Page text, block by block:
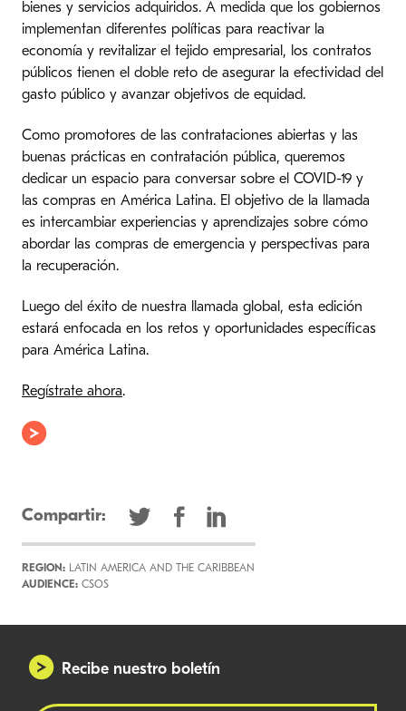
bienes y servicios adquiridos. A medida que los gobiernos
implementan diferentes políticas para reactivar la
economía y revitalizar el tejido empresarial, los contratos
públicos tienen el doble reto de asegurar la efectividad del
gasto público y avanzar objetivos de equidad.
Como promotores de las contrataciones abiertas y las
buenas prácticas en contratación pública, queremos
dedicar un espacio para conversar sobre el COVID-19 y
las compras en América Latina. El objetivo de la llamada
es intercambiar experiencias y aprendizajes sobre cómo
abordar las compras de emergencia y perspectivas para
la recuperación.
Luego del éxito de nuestra llamada global, esta edición
estará enfocada en los retos y oportunidades específicas
para América Latina.
Regístrate ahora.
Compartir:
REGION: LATIN AMERICA AND THE CARIBBEAN
AUDIENCE: CSOS
Recibe nuestro boletín